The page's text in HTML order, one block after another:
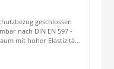
geschlossen